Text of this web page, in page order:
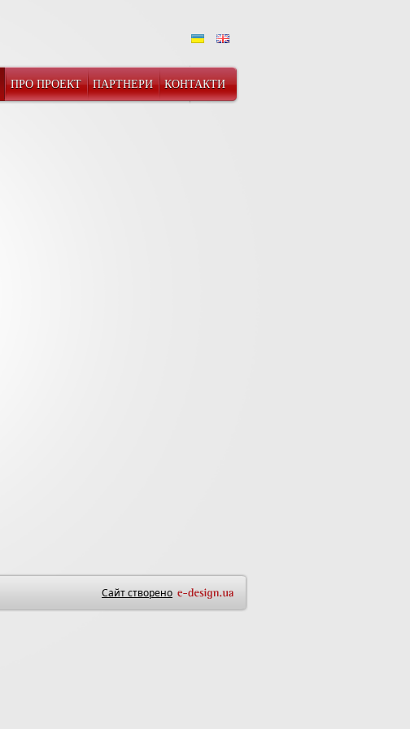
ПРО ПРОЕКТ ПАРТНЕРИ КОНТАКТИ
Сайт створено